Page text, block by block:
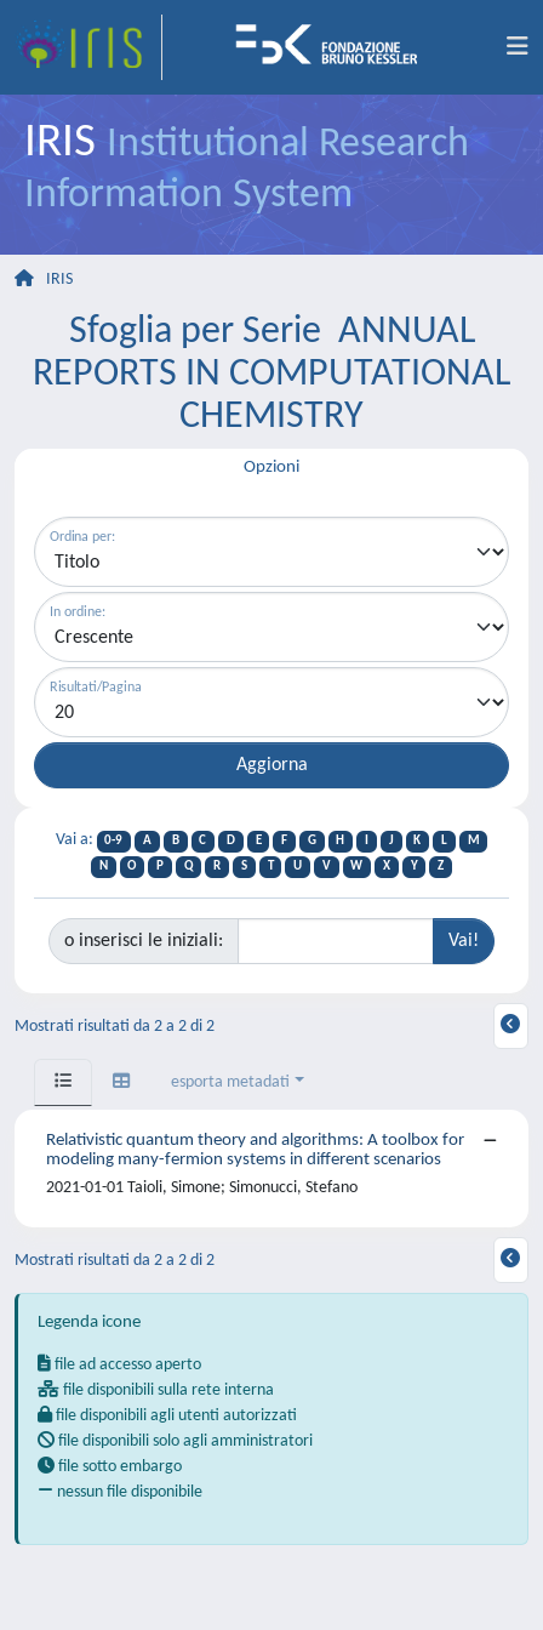
IRIS Institutional Research
Information System
IRIS
Sfoglia per Serie ANNUAL
REPORTS IN COMPUTATIONAL
CHEMISTRY
Opzioni
Ordina per:
In ordine:
Risultati/Pagina
Vai a: 0-9 A B C D E F G H J K L
M
N
O P Q R S T U V W X Y Z
o inserisci le iniziali:
Mostrati risultati da 2 a 2 di 2
esporta metadati
Relativistic quantum theory and algorithms: A toolbox for
modeling many-fermion systems in different scenarios
2021-01-01 Taioli, Simone; Simonucci, Stefano
Mostrati risultati da 2 a 2 di 2
Legenda icone
file ad accesso aperto
file disponibili sulla rete interna
file disponibili agli utenti autorizzati
file disponibili solo agli amministratori
file sotto embargo
nessun file disponibile